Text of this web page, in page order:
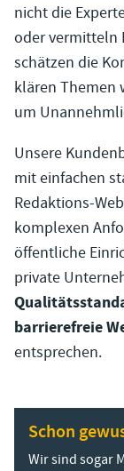
nicht die
oder vermitteln
schätzen die
klären Themen
um
Unsere
mit einfachen
Redaktions-
komplexen
öffentliche
private
barrierefreie
entsprechen.
Schon
Wir sind sogar